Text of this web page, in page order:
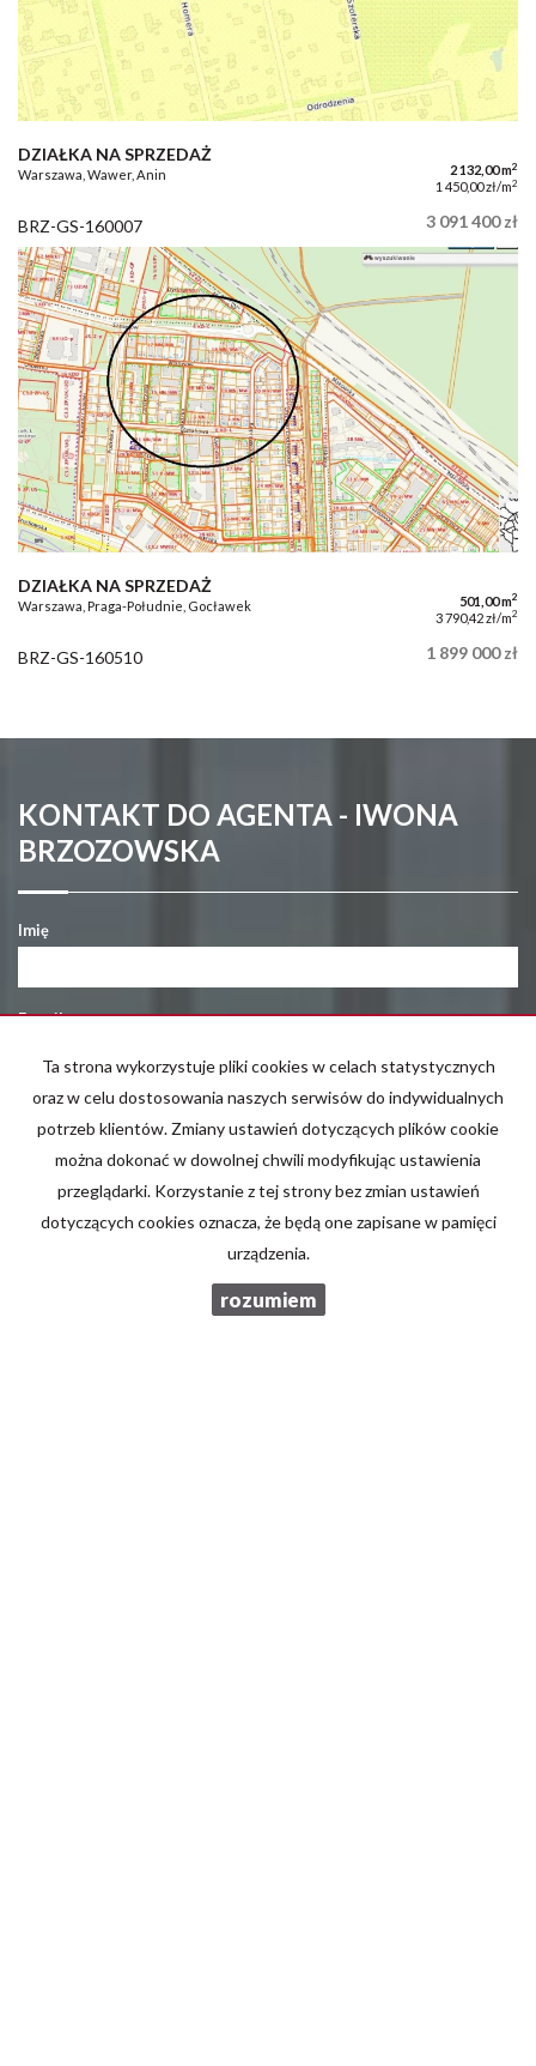
DZIAŁKA NA SPRZEDAŻ
Warszawa, Wawer, Anin 2 132,00 m2
1 450,00 zł/m2
BRZ-GS-160007 3 091 400 zł
DZIAŁKA NA SPRZEDAŻ
Warszawa, Praga-Południe, Gocławek 501,00 m2
3 790,42 zł/m2
BRZ-GS-160510 1 899 000 zł
KONTAKT DO AGENTA - IWONA
BRZOZOWSKA
Imię
E-mail
Telefon komórkowy
Kod zabezpieczający
Ta strona wykorzystuje pliki cookies w celach statystycznych
oraz w celu dostosowania naszych serwisów do indywidualnych
potrzeb klientów. Zmiany ustawień dotyczących plików cookie
można dokonać w dowolnej chwili modyfikując ustawienia
przeglądarki. Korzystanie z tej strony bez zmian ustawień
dotyczących cookies oznacza, że będą one zapisane w pamięci
urządzenia.
rozumiem